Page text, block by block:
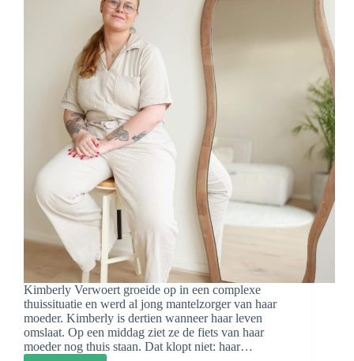
Kimberly Verwoert groeide op in een complexe
thuissituatie en werd al jong mantelzorger van haar
moeder. Kimberly is dertien wanneer haar leven
omslaat. Op een middag ziet ze de fiets van haar
moeder nog thuis staan. Dat klopt niet: haar…